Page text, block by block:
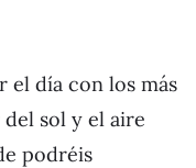
el día con los más
sol y el aire
podréis